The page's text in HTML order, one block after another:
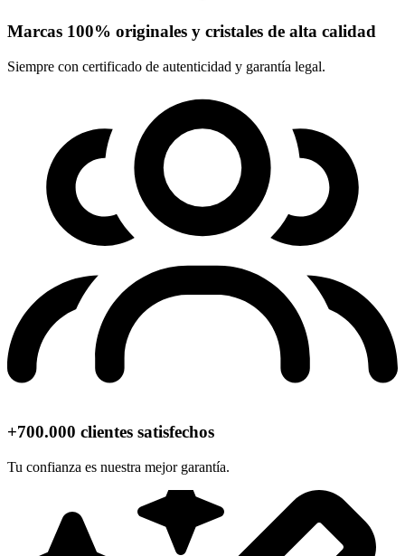
Marcas 100% originales y cristales de alta calidad
Siempre con certificado de autenticidad y garantía legal.
+700.000 clientes satisfechos
Tu confianza es nuestra mejor garantía.